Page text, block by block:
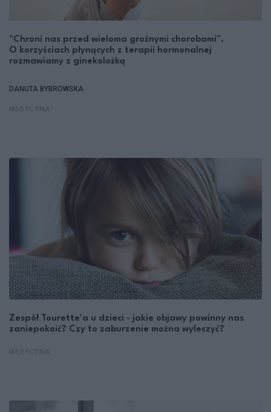
"Chroni nas przed wieloma groźnymi chorobami".
O korzyściach płynących z terapii hormonalnej
rozmawiamy z ginekolożką
DANUTA BYBROWSKA
Zespół Tourette'a u dzieci - jakie objawy powinny nas
zaniepokoić? Czy to zaburzenie można wyleczyć?